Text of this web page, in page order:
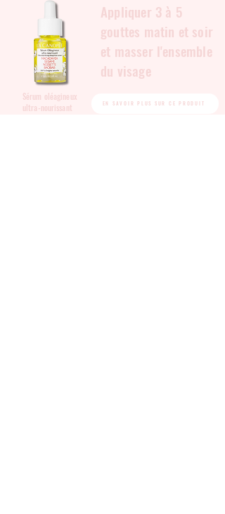
Sérum oléagineux
ultra-nourissant
Appliquer 3 à 5
gouttes matin et soir
et masser l'ensemble
du visage
EN SAVOIR PLUS SUR CE PRODUIT